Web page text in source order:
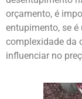
orçamento, é
entupimento, se
complexidade da
influenciar no